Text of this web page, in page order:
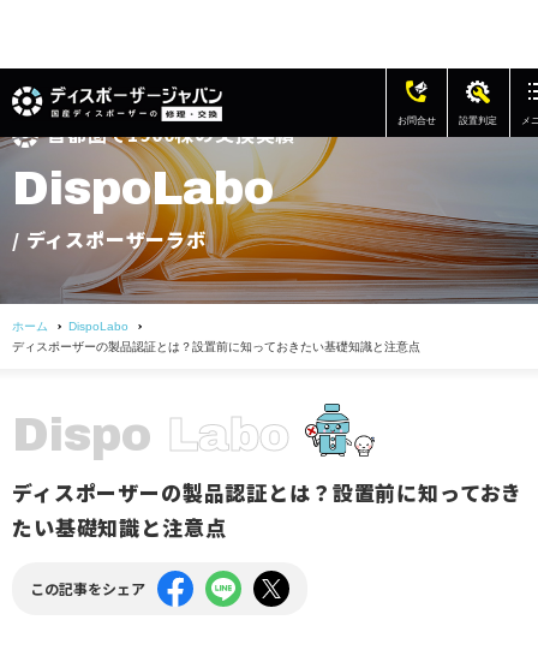
お問合せ 設置判定 メ
修理・交換の費用
ディスポーザー修理・交換事例
アフターサポート
よくある質問
会社概要
お問い合わせ
領収書のご依頼
首都圏で1900棟の交換実績
DispoLabo
/ ディスポーザーラボ
ホーム
DispoLabo
ディスポーザーの製品認証とは？設置前に知っておきたい基礎知識と注意点
Dispo Labo
ディスポーザーの製品認証とは？設置前に知っておき
たい基礎知識と注意点
この記事をシェア